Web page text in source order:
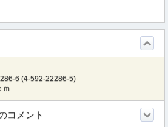
6 (4-592-22286-5)
ｍ
コメント